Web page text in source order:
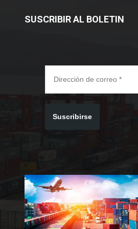
SUSCRIBIR AL BOLETIN
Suscribirse